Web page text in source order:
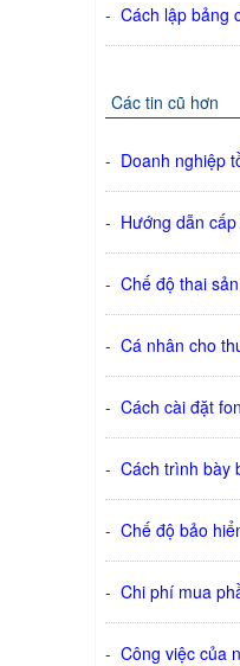
- Cách lập bảng
Các tin cũ hơn
- Doanh nghiệp
- Hướng dẫn
- Chế độ thai
- Cá nhân cho
- Cách cài đặt
- Cách trình bày
- Chế độ bảo
- Chi phí mua
- Công việc của